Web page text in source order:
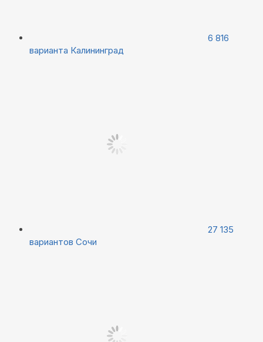
6 816
варианта Калининград
27 135
вариантов Сочи